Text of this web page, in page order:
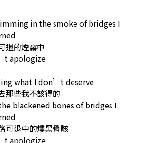
in the smoke of bridges I
退的煙霧中
apologize
what I don’t deserve
那些我不該得的
blackened bones of bridges I
可退中的燻黑骨骸
apologize